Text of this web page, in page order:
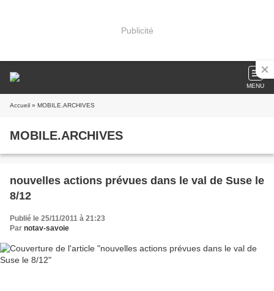
Publicité
MENU
Accueil » MOBILE.ARCHIVES
MOBILE.ARCHIVES
nouvelles actions prévues dans le val de Suse le
8/12
Publié le 25/11/2011 à 21:23
Par notav-savoie